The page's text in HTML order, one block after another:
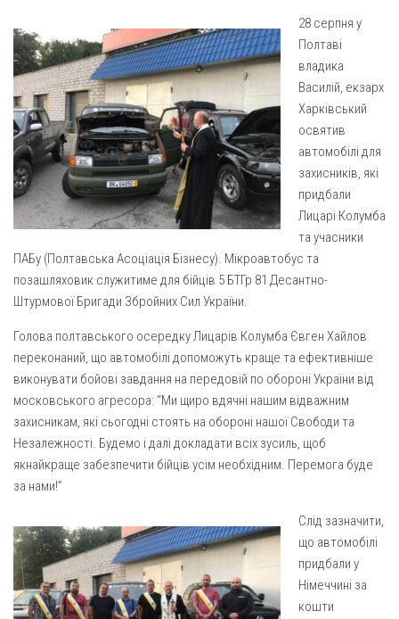
Покрови Пресвятої Богородиці (с. Вільча)
Преображенська парафія (м. Лозова)
Парафія Благовіщення Пресвятої Богородиці (смт
Золочів)
Парафія Різдва Пресвятої Богородиці м. Берестин
(Красноград)
Парохії Полтавської області
Пресвятої Трійці (м. Полтава)
Всіх Святих українського народу (м. Полтава)
Свято-Юріївська парафія (м. Полтава)
Архистратига Михаїла (с. Пригарівка)
Благовіщення Пресвятої Богородиці (с. Шевченки)
Введення у храм Пресвятої Богородиці (с. Дашківка)
Вознесіння ГНІХ (с. Витівка)
Вознесіння Господнього (м. Кобеляки)
Пророка Іллі (смт. Білики)
Св. Апостола Андрія Первозванного (с. Засулля)
Св. Миколая (с. Деменки)
Успіння Пресвятої Богородиці (м. Кременчук)
Успіння Пресвятої Богородиці (м. Лубни)
Надруковані числа
Молитви
Галерея
Рух pro-life
28 серпня у
Полтаві
владика
Василій, екзарх
Харківський
освятив
автомобілі для
захисників, які
придбали
Лицарі Колумба
та учасники
ПАБу (Полтавська Асоціація Бізнесу). Мікроавтобус та
позашляховик служитиме для бійців 5 БТГр 81 Десантно-
Штурмової Бригади Збройних Сил України.
Голова полтавського осередку Лицарів Колумба Євген Хайлов
переконаний, що автомобілі допоможуть краще та ефективніше
виконувати бойові завдання на передовій по обороні України від
московського агресора: “Ми щиро вдячні нашим відважним
захисникам, які сьогодні стоять на обороні нашої Свободи та
Незалежності. Будемо і далі докладати всіх зусиль, щоб
якнайкраще забезпечити бійців усім необхідним. Перемога буде
за нами!”
Слід зазначити,
що автомобілі
придбали у
Німеччині за
кошти